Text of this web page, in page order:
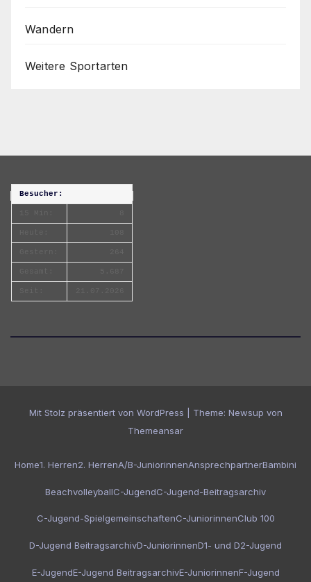
Wandern
Weitere Sportarten
Besucher:
Mit Stolz präsentiert von WordPress Theme: Newsup von
Themeansar
Home1. Herren2. HerrenA/B-JuniorinnenAnsprechpartnerBambini
BeachvolleyballC-JugendC-Jugend-Beitragsarchiv
C-Jugend-SpielgemeinschaftenC-JuniorinnenClub 100
D-Jugend BeitragsarchivD-JuniorinnenD1- und D2-Jugend
E-JugendE-Jugend BeitragsarchivE-JuniorinnenF-Jugend